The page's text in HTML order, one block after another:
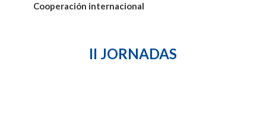
Cooperación internacional
II JORNADAS